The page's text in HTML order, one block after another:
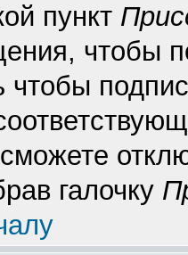
пункт
чтобы
чтобы
галочку